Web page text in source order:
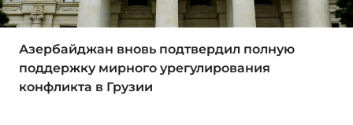
Азербайджан вновь подтвердил полную
поддержку мирного урегулирования
конфликта в Грузии